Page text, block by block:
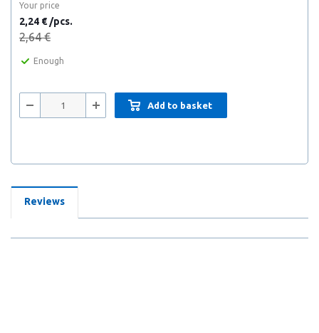
Your price
2,24 € /pcs.
2,64 €
Enough
Add to basket
Reviews